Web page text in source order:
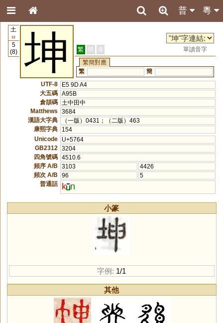
粵
普
土
32
5
(8)
坤 繁 簡 港
單讀音字
繁簡對應
繁
簡
UTF-8
E5 9D A4
大五碼 A95B
倉頡碼
土中田中
Matthews
3684
漢語大字典
（一版）0431；（二版）463
康熙字典
154
Unicode
U+5764
GB2312
3204
四角號碼 4510.6
頻序 A/B
3103
4426
頻次 A/B
96
5
普通話
k n
小篆
字例: 1/1
其他